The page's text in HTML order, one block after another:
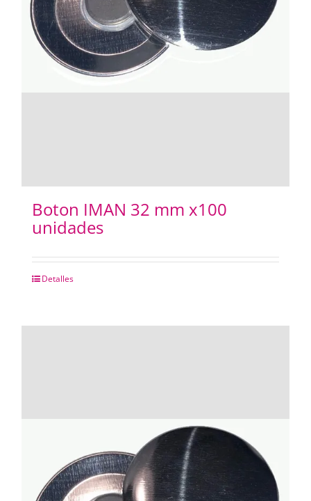
Boton IMAN 32 mm x100
unidades
Detalles